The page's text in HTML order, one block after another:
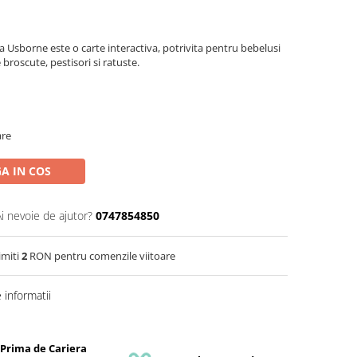
Usborne este o carte interactiva, potrivita pentru bebelusi
pestisori si ratuste.
IN COS
nevoie de ajutor? 0747854850
2 RON pentru comenzile viitoare
informatii
de Cariera